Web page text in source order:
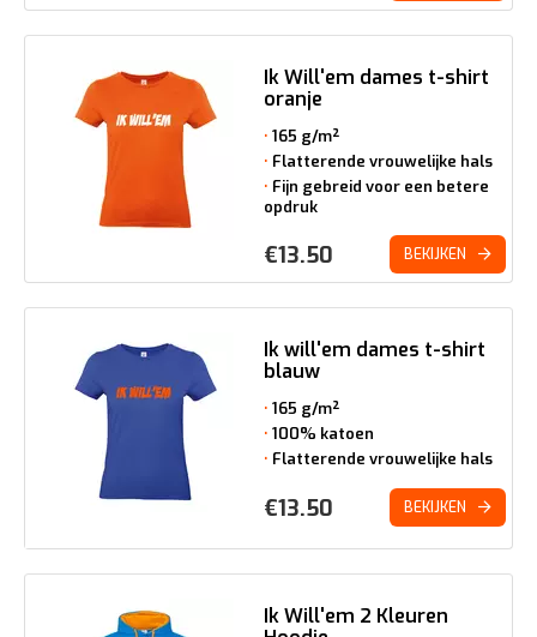
Ik Will'em dames t-shirt
oranje
165 g/m²
Flatterende vrouwelijke hals
Fijn gebreid voor een betere
opdruk
€13.50 BEKIJKEN
Ik will'em dames t-shirt
blauw
165 g/m²
100% katoen
Flatterende vrouwelijke hals
€13.50 BEKIJKEN
Ik Will'em 2 Kleuren